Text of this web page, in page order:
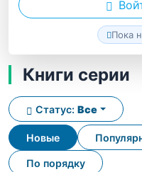
Пока
Книги серии
Новые
По порядку
Статус: Все